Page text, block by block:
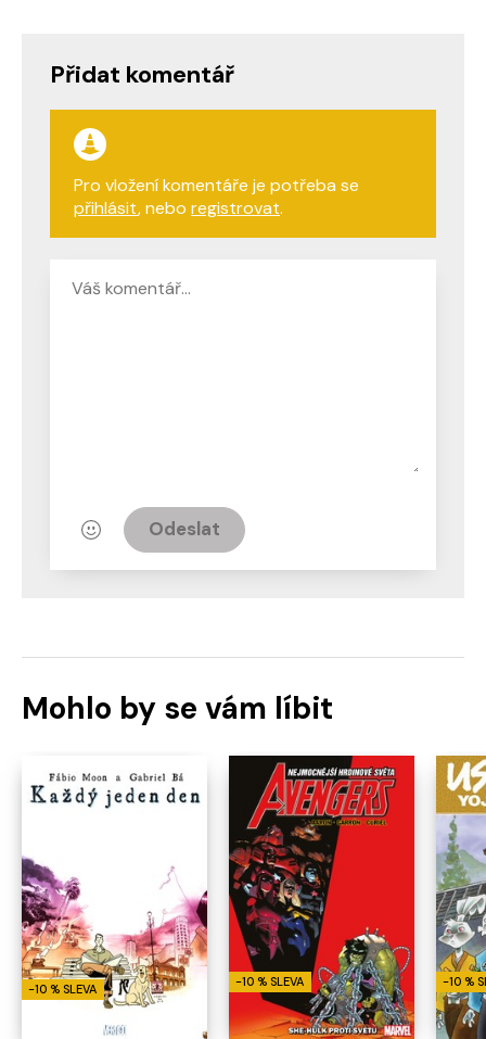
Přidat komentář
Pro vložení komentáře je potřeba se
přihlásit, nebo registrovat.
Odeslat
Mohlo by se vám líbit
-10 % SLEVA -10 % SLEVA -10 %